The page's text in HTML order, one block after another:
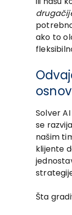
ako to
Solver
se
našim
klijente
Šta